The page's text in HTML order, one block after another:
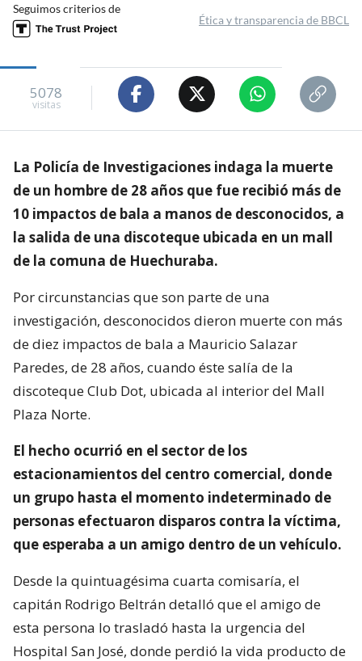
Seguimos criterios de
Ética y transparencia de BBCL
5078
visitas
La Policía de Investigaciones indaga la muerte
de un hombre de 28 años que fue recibió más de
10 impactos de bala a manos de desconocidos, a
la salida de una discoteque ubicada en un mall
de la comuna de Huechuraba.
Por circunstancias que son parte de una
investigación, desconocidos dieron muerte con más
de diez impactos de bala a Mauricio Salazar
Paredes, de 28 años, cuando éste salía de la
discoteque Club Dot, ubicada al interior del Mall
Plaza Norte.
El hecho ocurrió en el sector de los
estacionamientos del centro comercial, donde
un grupo hasta el momento indeterminado de
personas efectuaron disparos contra la víctima,
que esperaba a un amigo dentro de un vehículo.
Desde la quintuagésima cuarta comisaría, el
capitán Rodrigo Beltrán detalló que el amigo de
esta persona lo trasladó hasta la urgencia del
Hospital San José, donde perdió la vida producto de